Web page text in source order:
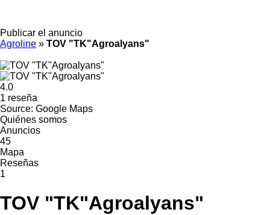
Publicar el anuncio
Agroline » TOV "TK"Agroalyans"
4.0
1 reseña
Source: Google Maps
Quiénes somos
Anuncios
45
Mapa
Reseñas
1
TOV "TK"Agroalyans"